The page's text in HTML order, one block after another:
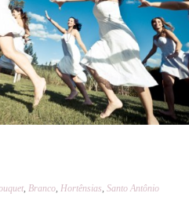
, Branco, Hortênsias, Santo Antônio